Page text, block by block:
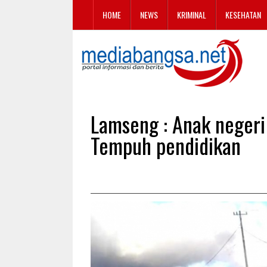
HOME NEWS KRIMINAL KESEHATAN
Lamseng : Anak
Tempuh pendidikan